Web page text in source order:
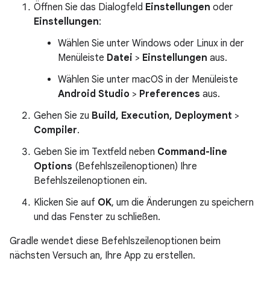
Öffnen Sie das Dialogfeld Einstellungen oder
Einstellungen:
Wählen Sie unter Windows oder Linux in der
Menüleiste Datei > Einstellungen aus.
Wählen Sie unter macOS in der Menüleiste
Android Studio > Preferences aus.
Gehen Sie zu Build, Execution, Deployment >
Compiler.
Geben Sie im Textfeld neben Command-line
Options (Befehlszeilenoptionen) Ihre
Befehlszeilenoptionen ein.
Klicken Sie auf OK, um die Änderungen zu speichern
und das Fenster zu schließen.
Gradle wendet diese Befehlszeilenoptionen beim
nächsten Versuch an, Ihre App zu erstellen.